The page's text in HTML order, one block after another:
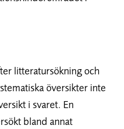
litteratursökning och
översikter inte
i svaret. En
bland annat